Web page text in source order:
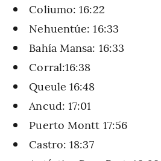
Coliumo: 16:22
Nehuentúe: 16:33
Bahía Mansa: 16:33
Corral:16:38
Queule 16:48
Ancud: 17:01
Puerto Montt 17:56
Castro: 18:37